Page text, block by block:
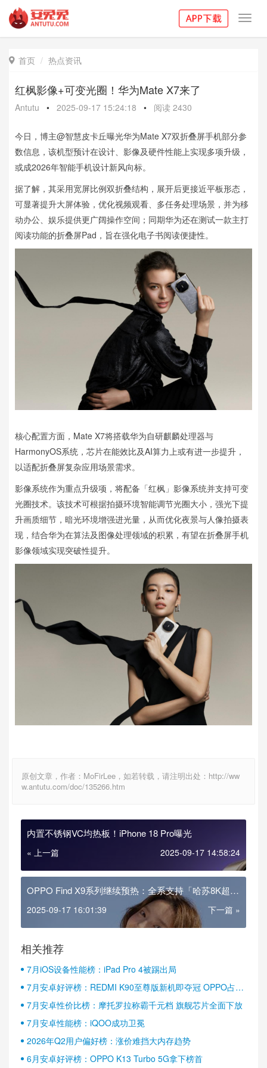
 首页 热点资讯
红枫影像+可变光圈！华为Mate X7来了
Antutu • 2025-09-17 15:24:18 • 阅读 2430
今日，博主@智慧皮卡丘曝光华为Mate X7双折叠屏手机部分参
数信息，该机型预计在设计、影像及硬件性能上实现多项升级，
或成2026年智能手机设计新风向标。
据了解，其采用宽屏比例双折叠结构，展开后更接近平板形态，
可显著提升大屏体验，优化视频观看、多任务处理场景，并为移
动办公、娱乐提供更广阔操作空间；同期华为还在测试一款主打
阅读功能的折叠屏Pad，旨在强化电子书阅读便捷性。
核心配置方面，Mate X7将搭载华为自研麒麟处理器与
HarmonyOS系统，芯片在能效比及AI算力上或有进一步提升，
以适配折叠屏复杂应用场景需求。
影像系统作为重点升级项，将配备「红枫」影像系统并支持可变
光圈技术。该技术可根据拍摄环境智能调节光圈大小，强光下提
升画质细节，暗光环境增强进光量，从而优化夜景与人像拍摄表
现，结合华为在算法及图像处理领域的积累，有望在折叠屏手机
影像领域实现突破性提升。
原创文章，作者：MoFirLee，如若转载，请注明出处：http://ww
w.antutu.com/doc/135266.htm
内置不锈钢VC均热板！iPhone 18 Pro曝光
« 上一篇 2025-09-17 14:58:24
OPPO Find X9系列继续预热：全系支持「哈苏8K超清
2025-09-17 16:01:39 下一篇 »
相关推荐
7月iOS设备性能榜：iPad Pro 4被踢出局
7月安卓好评榜：REDMI K90至尊版新机即夺冠 OPPO占据
半壁江山
7月安卓性价比榜：摩托罗拉称霸千元档 旗舰芯片全面下放
7月安卓性能榜：iQOO成功卫冕
2026年Q2用户偏好榜：涨价难挡大内存趋势
6月安卓好评榜：OPPO K13 Turbo 5G拿下榜首